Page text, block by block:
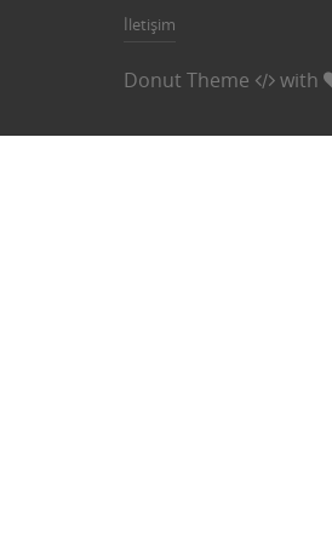
İletişim
Donut Theme with